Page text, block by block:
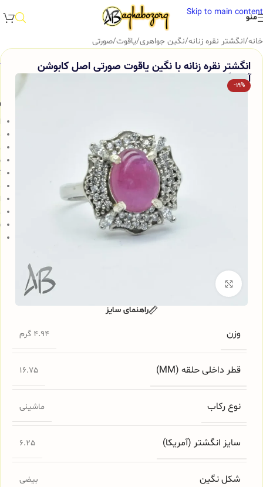
Skip to main content
منو
خانه/انگشتر نقره زنانه/نگین جواهری/یاقوت/صورتی
انگشتر نقره زنانه با نگین یاقوت صورتی اصل کابوشن
آقابزرگ کد 303
-19%
برای بزرگنمایی کلیک کنید
وزن 4.94 گرم
قطر داخلی حلقه (MM) 16.75
نوع رکاب ماشینی
سایز انگشتر (آمریکا) 6.25
شکل نگین بیضی
راهنمای سایز